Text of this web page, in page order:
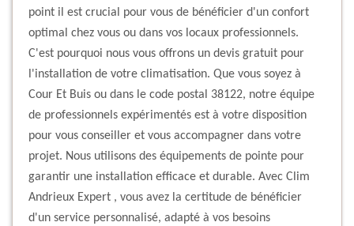
point il est crucial pour vous de bénéficier d'un confort
optimal chez vous ou dans vos locaux professionnels.
C'est pourquoi nous vous offrons un devis gratuit pour
l'installation de votre climatisation. Que vous soyez à
Cour Et Buis ou dans le code postal 38122, notre équipe
de professionnels expérimentés est à votre disposition
pour vous conseiller et vous accompagner dans votre
projet. Nous utilisons des équipements de pointe pour
garantir une installation efficace et durable. Avec Clim
Andrieux Expert , vous avez la certitude de bénéficier
d'un service personnalisé, adapté à vos besoins